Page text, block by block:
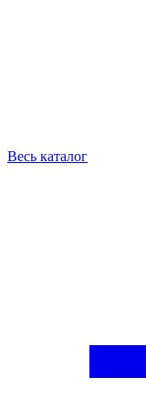
Весь каталог